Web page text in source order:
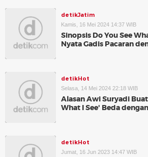
detikJatim
Kamis, 16 Mei 2024 14:37 WIB
Sinopsis Do You See
Nyata Gadis Pacaran
detikHot
Selasa, 14 Mei 2024 22:18 WIB
Alasan Awi Suryadi
What I See' Beda
detikHot
Jumat, 16 Jun 2023 14:47 WIB